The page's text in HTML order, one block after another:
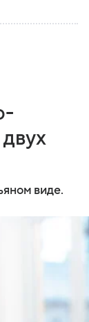
виде.